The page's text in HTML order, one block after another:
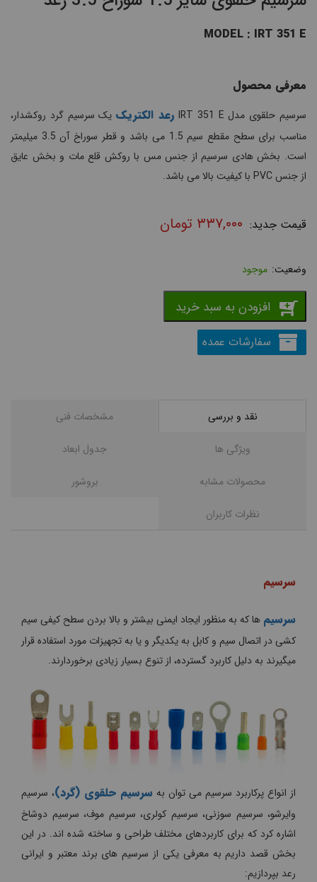
MODEL : IRT 351 E
معرفی محصول
سرسیم حلقوی مدل IRT 351 E رعد الکتریکیک سرسیم گرد روکشدار،
مناسب برای سطح مقطع سیم 1.5 می باشد و قطر سوراخ آن 3.5 میلیمتر
است. بخش هادی سرسیم از جنس مس با روکش قلع مات و بخش عایق
از جنس PVC با کیفیت بالا می باشد.
۳۳۷,۰۰۰ تومان
موجود
افزودن به سبد خرید
سفارشات عمده
نقد و بررسی مشخصات فنی
ویژگی ها جدول ابعاد
محصولات مشابه بروشور
نظرات کاربران
سرسیم
سرسیم ها که به منظور ایجاد ایمنی بیشتر و بالا بردن سطح کیفی سیم
کشی در اتصال سیم و کابل به یکدیگر و یا به تجهیزات مورد استفاده قرار
میگیرند به دلیل کاربرد گسترده، از تنوع بسیار زیادی برخوردارند.
از انواع پرکاربرد سرسیم می توان به سرسیم حلقوی (گرد)، سرسیم
وایرشو، سرسیم سوزنی، سرسیم کولری، سرسیم موف، سرسیم دوشاخ
اشاره کرد که برای کاربردهای مختلف طراحی و ساخته شده اند. در این
بخش قصد داریم به معرفی یکی از سرسیم های برند معتبر و ایرانی
رعد بپردازیم: